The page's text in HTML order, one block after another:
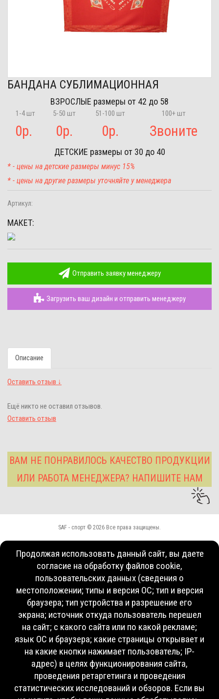
БАНДАНА СУБЛИМАЦИОННАЯ
ВЗРОСЛЫЕ размеры от 42 до 58
1-4 шт 5-50 шт 51-100 шт 100+ шт
0р. 0р. 0р. Звоните
ДЕТСКИЕ размеры от 30 до 40
* - цены на детские размеры минус 15%
* - цены на другие размеры уточняйте у менеджера
Артикул:
МАКЕТ:
Отправить заявку менеджеру
Загрузить ваш дизайн и отправить менеджеру
Описание
Оставить отзыв ↓
Ещё никто не оставил отзывов.
Оставить отзыв
ВАМ НЕ ПОНРАВИЛОСЬ КАЧЕСТВО ПРОДУКЦИИ
ИЛИ РАБОТА МЕНЕДЖЕРА? НАПИШИТЕ НАМ
SAF - спорт © 2026 Все права защищены.
Продолжая использовать данный сайт, вы даете
согласие на обработку файлов cookie,
пользовательских данных (сведения о
местоположении; типы и версия ОС; тип и версия
браузера; тип устройства и разрешение его
экрана; источник откуда пользователь перешел
на сайт; с какого сайта или по какой рекламе;
язык ОС и браузера; какие страницы открывает и
на какие кнопки нажимает пользователь; IP-
адрес) в целях функционирования сайта,
проведения ретаргетинга и проведения
статистических исследований и обзоров. Если вы